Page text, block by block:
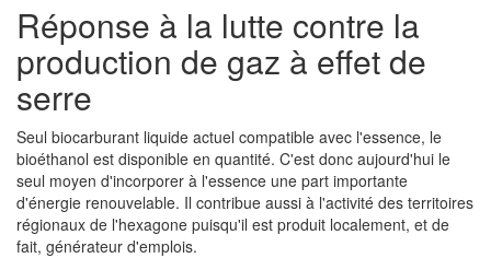
Réponse à la lutte contre la
production de gaz à effet de
serre
Seul biocarburant liquide actuel compatible avec l'essence, le
bioéthanol est disponible en quantité. C'est donc aujourd'hui le
seul moyen d'incorporer à l'essence une part importante
d'énergie renouvelable. Il contribue aussi à l'activité des territoires
régionaux de l'hexagone puisqu'il est produit localement, et de
fait, générateur d'emplois.